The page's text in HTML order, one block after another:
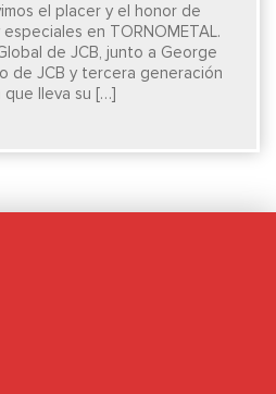
el placer y el honor de
en TORNOMETAL.
de JCB, junto a George
de JCB y tercera generación
que lleva su […]